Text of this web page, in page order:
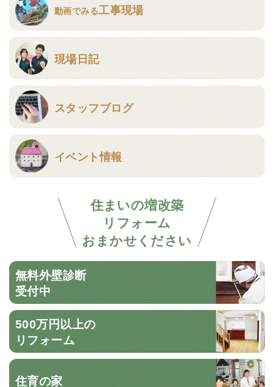
動画でみる工事現場
現場日記
スタッフブログ
イベント情報
住まいの増改築
リフォーム
おまかせください
無料外壁診断
受付中
500万円以上の
リフォーム
住育の家